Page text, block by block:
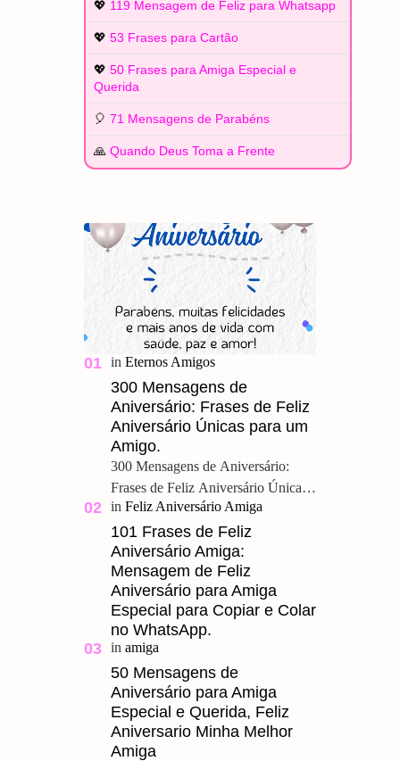
💖 119 Mensagem de Feliz para Whatsapp
💖 53 Frases para Cartão
💖 50 Frases para Amiga Especial e
Querida
🎈 71 Mensagens de Parabéns
🙏 Quando Deus Toma a Frente
300 Mensagens de
Aniversário: Frases de Feliz
Aniversário Únicas para um
Amigo.
300 Mensagens de Aniversário:
Frases de Feliz Aniversário Únicas
para um Amigo. Feliz Aniversário
Meu Querido, u ma grande amizade
é um presente pre…
101 Frases de Feliz
Aniversário Amiga:
Mensagem de Feliz
Aniversário para Amiga
Especial para Copiar e Colar
no WhatsApp.
50 Mensagens de
Aniversário para Amiga
Especial e Querida, Feliz
Aniversario Minha Melhor
Amiga